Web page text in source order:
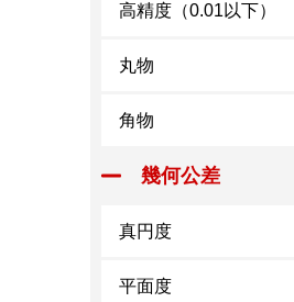
高精度（0.01以下）
丸物
角物
幾何公差
真円度
平面度